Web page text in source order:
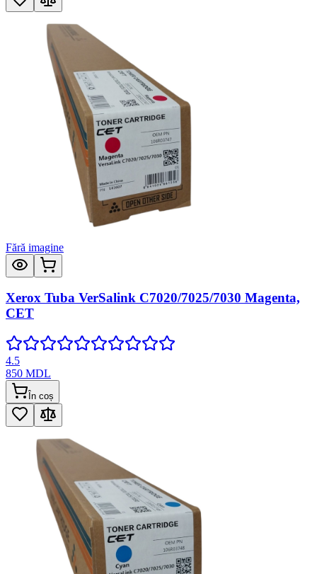
Fără imagine
Xerox Tuba VerSalink C7020/7025/7030 Magenta,
CET
4.5
850 MDL
În coș